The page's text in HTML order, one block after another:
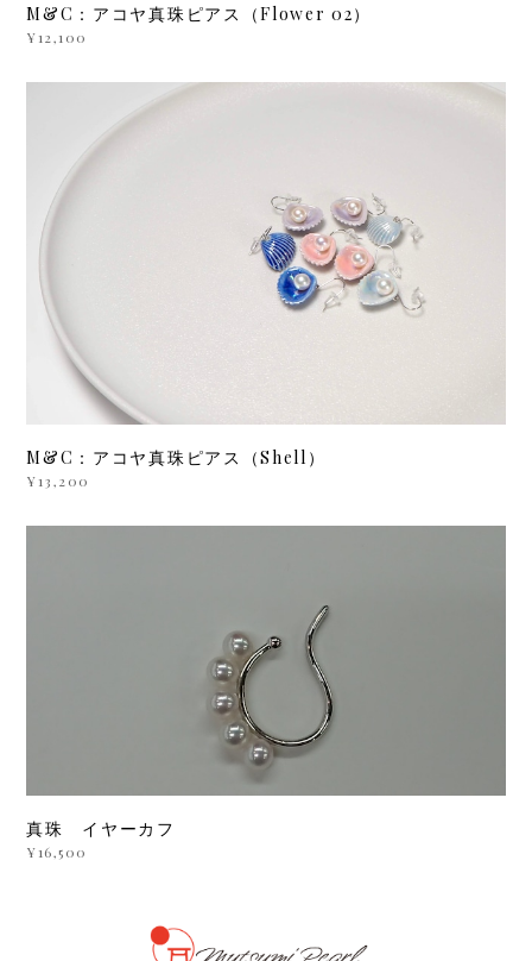
M&C：アコヤ真珠ピアス（Flower 02）
¥12,100
M&C：アコヤ真珠ピアス（Shell）
¥13,200
真珠 イヤーカフ
¥16,500